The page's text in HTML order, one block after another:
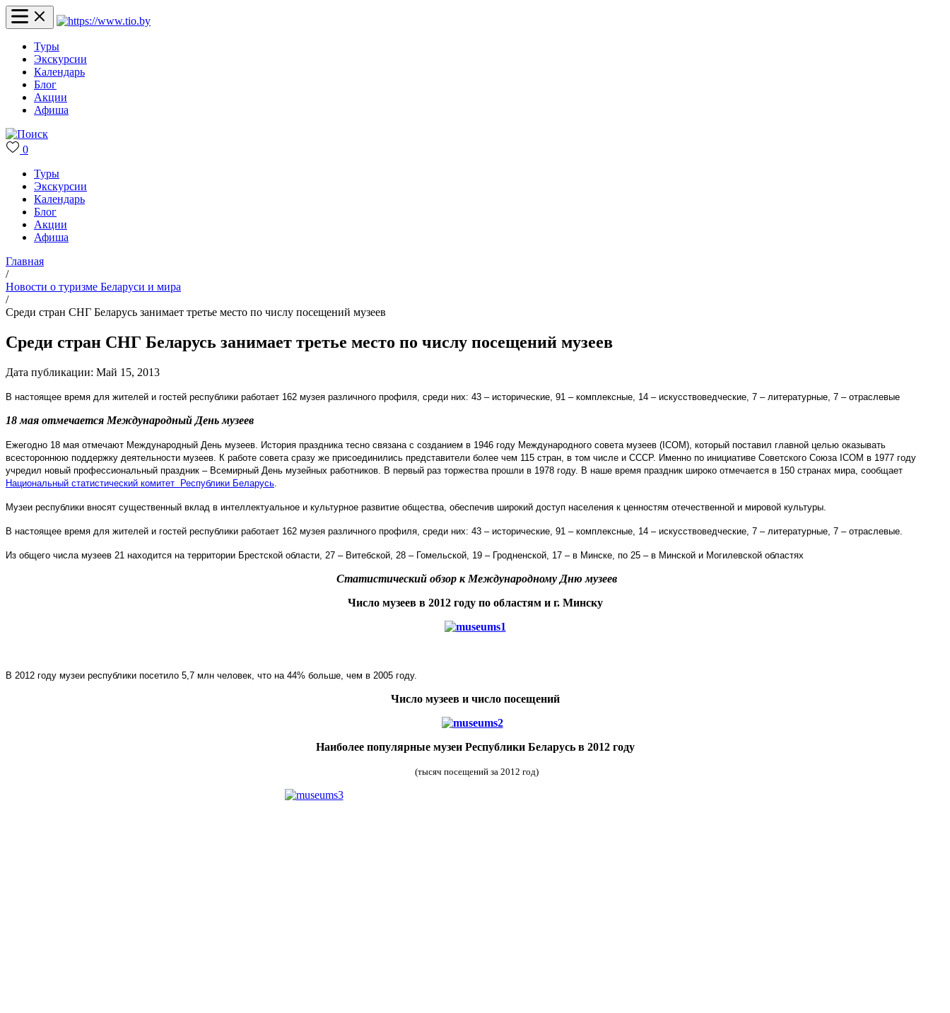
Туры
Экскурсии
Календарь
Блог
Акции
Афиша
0
Туры
Экскурсии
Календарь
Блог
Акции
Афиша
Главная
/
Новости о туризме Беларуси и мира
/
Среди стран СНГ Беларусь занимает третье место по числу посещений музеев
Среди стран СНГ Беларусь занимает третье место по числу посещений музеев
Дата публикации: Май 15, 2013
В настоящее время для жителей и гостей республики работает 162 музея различного профиля, среди них: 43 – исторические, 91 – комплексные, 14 – искусствоведческие, 7 – литературные, 7 – отраслевые
18 мая отмечается Международный День музеев
Ежегодно 18 мая отмечают Международный День музеев. История праздника тесно связана с созданием в 1946 году Международного совета музеев (ICOM), который поставил главной целью оказывать
всестороннюю поддержку деятельности музеев. К работе совета сразу же присоединились представители более чем 115 стран, в том числе и СССР. Именно по инициативе Советского Союза ICOM в 1977 году
учредил новый профессиональный праздник – Всемирный День музейных работников. В первый раз торжества прошли в 1978 году. В наше время праздник широко отмечается в 150 странах мира, сообщает
Национальный статистический комитет Республики Беларусь
Музеи республики вносят существенный вклад в интеллектуальное и культурное развитие общества, обеспечив широкий доступ населения к ценностям отечественной и мировой культуры.
В настоящее время для жителей и гостей республики работает 162 музея различного профиля, среди них: 43 – исторические, 91 – комплексные, 14 – искусствоведческие, 7 – литературные, 7 – отраслевые.
Из общего числа музеев 21 находится на территории Брестской области, 27 – Витебской, 28 – Гомельской, 19 – Гродненской, 17 – в Минске, по 25 – в Минской и Могилевской областях
Статистический обзор к Международному Дню музеев
Число музеев в 2012 году по областям и г. Минску
В 2012 году музеи республики посетило 5,7 млн человек, что на 44% больше, чем в 2005 году.
Число музеев и число посещений
Наиболее популярные музеи Республики Беларусь в 2012 году
(тысяч посещений за 2012 год)